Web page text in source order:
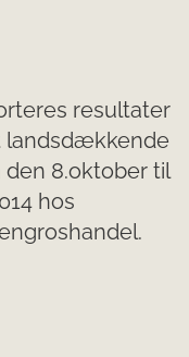
resultater
landsdækkende
8.oktober til
hos